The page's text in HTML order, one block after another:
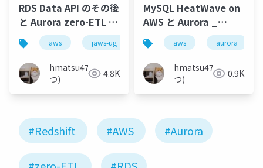
RDS Data API のその後
と Aurora zero-ETL 統
合のデータ転送処理の
話
aws jaws-ug aurora postgresql
hmatsu47(ま
つ)
4.8K
MySQL HeatWave on
AWS と Aurora _
Redshift zero-ETL 統
合（プレビュー）を比
べてみる
aws aurora
hmatsu47(ま
つ)
0.9K
#Redshift #AWS #Aurora